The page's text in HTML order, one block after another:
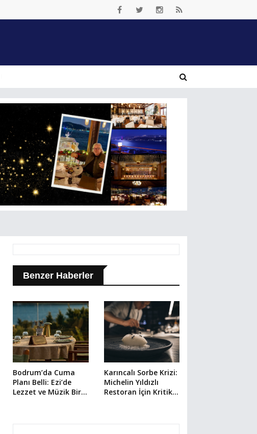
Benzer Haberler
Bodrum’da Cuma
Planı Belli: Ezi’de
Lezzet ve Müzik Bir
Karıncalı Sorbe Krizi:
Michelin Yıldızlı
Restoran İçin Kritik